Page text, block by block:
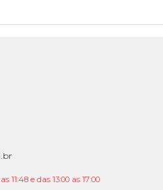
11:48 e das 13:00 as 17:00